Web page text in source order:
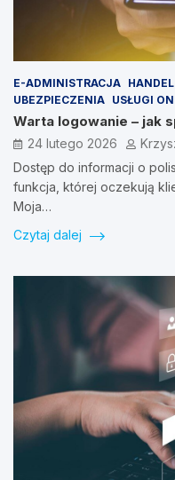
E-ADMINISTRACJA
UBEZPIECZENIA USŁUGI
Warta logowanie – jak
24 lutego 2026
Dostęp do informacji o
funkcja, której oczekują
Moja…
Czytaj dalej